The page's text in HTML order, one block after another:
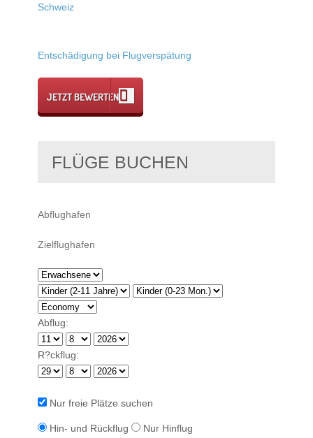
Schweiz
Entschädigung bei Flugverspätung
JETZT BEWERTEN
FLÜGE BUCHEN
Abflug:
R?ckflug:
Nur freie Plätze suchen
Hin- und Rückflug Nur Hinflug